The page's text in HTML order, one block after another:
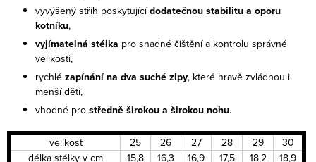
vyvýšený střih poskytujícídodatečnou stabilitu a oporu
kotníku,
vyjímatelná stélka pro snadné čištění a kontrolu správné
velikosti,
rychlé zapínání na dva suché zipy, které hravě zvládnou i
menší děti,
vhodné pro středně širokou a širokou nohu.
velikost 25 26 27 28 29
30
délka stélky v cm
15,8 16,3 16,9 17,5 18,2
18,9